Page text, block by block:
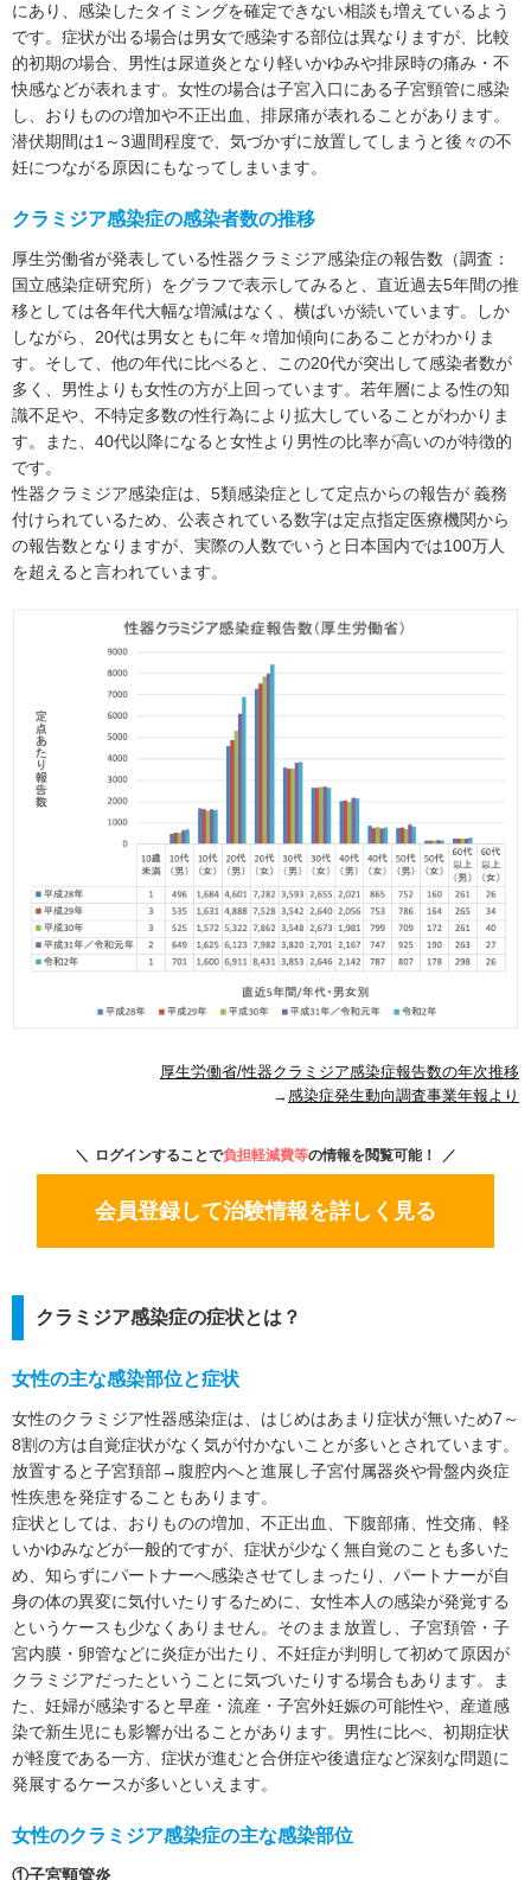
5. 本コラムに関する個別のお問合せには一切応じておりませ
んが事実と異なる誤った記載があった場合はご指摘のご連絡
を頂けますと幸いです。
にあり、感染したタイミングを確定できない相談も増えているよう
です。症状が出る場合は男女で感染する部位は異なりますが、比較
的初期の場合、男性は尿道炎となり軽いかゆみや排尿時の痛み・不
快感などが表れます。女性の場合は子宮入口にある子宮頸管に感染
し、おりものの増加や不正出血、排尿痛が表れることがあります。
潜伏期間は1～3週間程度で、気づかずに放置してしまうと後々の不
妊につながる原因にもなってしまいます。
クラミジア感染症の感染者数の推移
厚生労働省が発表している性器クラミジア感染症の報告数（調査：
国立感染症研究所）をグラフで表示してみると、直近過去5年間の推
移としては各年代大幅な増減はなく、横ばいが続いています。しか
しながら、20代は男女ともに年々増加傾向にあることがわかりま
す。そして、他の年代に比べると、この20代が突出して感染者数が
多く、男性よりも女性の方が上回っています。若年層による性の知
識不足や、不特定多数の性行為により拡大していることがわかりま
す。また、40代以降になると女性より男性の比率が高いのが特徴的
です。
性器クラミジア感染症は、5類感染症として定点からの報告が 義務
付けられているため、公表されている数字は定点指定医療機関から
の報告数となりますが、実際の人数でいうと日本国内では100万人
を超えると言われています。
厚生労働省/性器クラミジア感染症報告数の年次推移
→感染症発生動向調査事業年報より
ログインすることで負担軽減費等の情報を閲覧可能！
会員登録して治験情報を詳しく見る
クラミジア感染症の症状とは？
女性の主な感染部位と症状
女性のクラミジア性器感染症は、はじめはあまり症状が無いため7～
8割の方は自覚症状がなく気が付かないことが多いとされています。
放置すると子宮頚部→腹腔内へと進展し子宮付属器炎や骨盤内炎症
性疾患を発症することもあります。
症状としては、おりものの増加、不正出血、下腹部痛、性交痛、軽
いかゆみなどが一般的ですが、症状が少なく無自覚のことも多いた
め、知らずにパートナーへ感染させてしまったり、パートナーが自
身の体の異変に気付いたりするために、女性本人の感染が発覚する
というケースも少なくありません。そのまま放置し、子宮頚管・子
宮内膜・卵管などに炎症が出たり、不妊症が判明して初めて原因が
クラミジアだったということに気づいたりする場合もあります。ま
た、妊婦が感染すると早産・流産・子宮外妊娠の可能性や、産道感
染で新生児にも影響が出ることがあります。男性に比べ、初期症状
が軽度である一方、症状が進むと合併症や後遺症など深刻な問題に
発展するケースが多いといえます。
女性のクラミジア感染症の主な感染部位
①子宮頸管炎